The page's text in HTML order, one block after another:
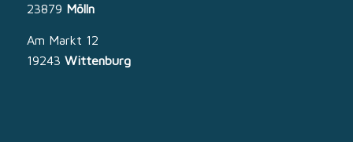
23879 Mölln
Am Markt 12
19243 Wittenburg